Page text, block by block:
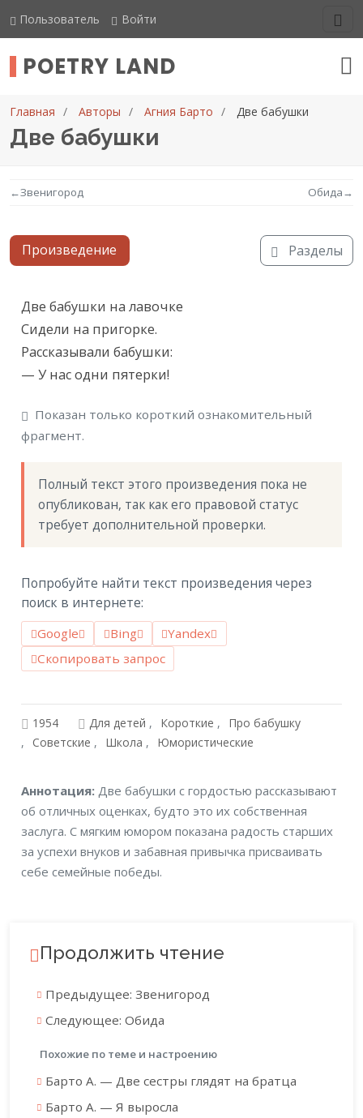
Пользователь Войти
POETRY LAND
Главная Авторы Агния Барто Две бабушки
Две бабушки
←Звенигород Обида→
Произведение Разделы
Текст произведения
Две бабушки на лавочке
Сидели на пригорке.
Рассказывали бабушки:
— У нас одни пятерки!
Показан только короткий ознакомительный
фрагмент.
Полный текст этого произведения пока не
опубликован, так как его правовой статус
требует дополнительной проверки.
Попробуйте найти текст произведения через
поиск в интернете:
Google Bing
Yandex
Скопировать запрос
1954 Для детей Короткие
Про бабушку
Советские
Школа Юмористические
Аннотация
Аннотация: Две бабушки с гордостью рассказывают
об отличных оценках, будто это их собственная
заслуга. С мягким юмором показана радость старших
за успехи внуков и забавная привычка присваивать
себе семейные победы.
Продолжить чтение
Предыдущее: Звенигород
Следующее: Обида
Похожие по теме и настроению
Барто А. — Две сестры глядят на братца
Барто А. — Я выросла